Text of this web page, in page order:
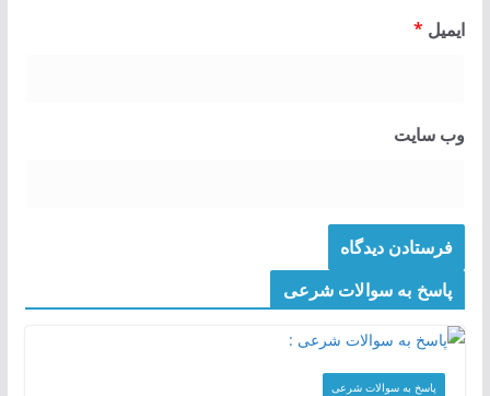
ایمیل *
وب‌ سایت
پاسخ به سوالات شرعی
پاسخ به سوالات شرعی